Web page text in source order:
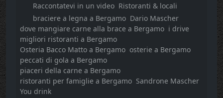
Raccontatevi in un video Ristoranti & locali
braciere a legna a Bergamo Dario Mascher
dove mangiare carne alla brace a Bergamo i drive
migliori ristoranti a Bergamo
Osteria Bacco Matto a Bergamo osterie a Bergamo
peccati di gola a Bergamo
piaceri della carne a Bergamo
ristoranti per famiglie a Bergamo Sandrone Mascher
You drink